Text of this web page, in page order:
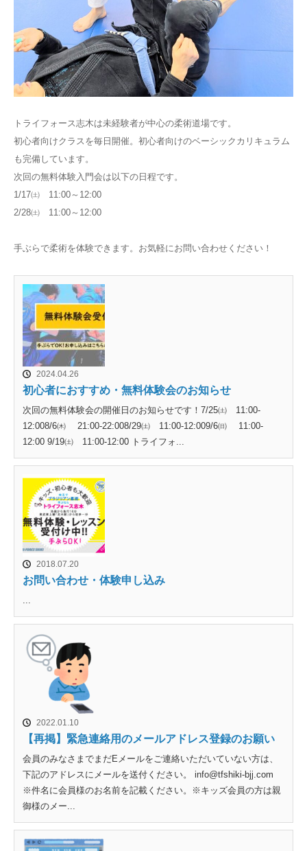
トライフォース志木は未経験者が中心の柔術道場です。
初心者向けクラスを毎日開催。初心者向けのベーシックカリキュラム
も完備しています。
次回の無料体験入門会は以下の日程です。
1/17㈯ 11:00～12:00
2/28㈯ 11:00～12:00
手ぶらで柔術を体験できます。お気軽にお問い合わせください！
2024.04.26
初心者におすすめ・無料体験会のお知らせ
次回の無料体験会の開催日のお知らせです！7/25㈯ 11:00-
12:008/6㈭ 21:00-22:008/29㈯ 11:00-12:009/6㈰ 11:00-
12:00 9/19㈯ 11:00-12:00 トライフォ...
2018.07.20
お問い合わせ・体験申し込み
2022.01.10
【再掲】緊急連絡用のメールアドレス登録のお願い
会員のみなさまでまだEメールをご連絡いただいていない方は、
下記のアドレスにメールを送付ください。 info@tfshiki-bjj.com
※件名に会員様のお名前を記載ください。※キッズ会員の方は親
御様のメー...